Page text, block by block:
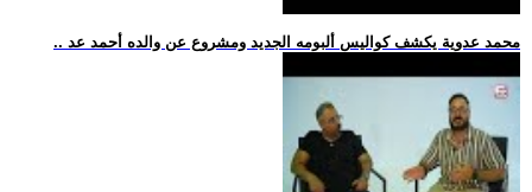
.. محمد عدوية يكشف كواليس ألبومه الجديد ومشروع عن والده أحمد عد